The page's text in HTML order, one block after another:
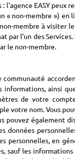
l'agence EASY peux
« non-membre »)
membre à
par l’un des
le non-membre.
communauté
ainsi
de votre
votre nom. Vous
pouvez également
données
personnelles, en
sauf les